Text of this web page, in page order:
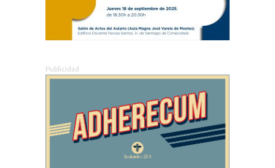
Publicidad